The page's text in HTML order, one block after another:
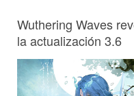
Wuthering Waves
la actualización 3.6